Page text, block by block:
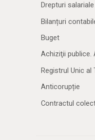
Drepturi salariale
Bilanțuri
Buget
Achiziţii publice.
Registrul Unic
Anticorupție
Contractul